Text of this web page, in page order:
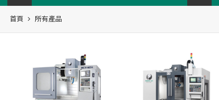
首頁 所有產品